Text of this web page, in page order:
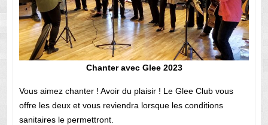
Chanter avec Glee 2023
Vous aimez chanter ! Avoir du plaisir ! Le Glee Club vous
offre les deux et vous reviendra lorsque les conditions
sanitaires le permettront.